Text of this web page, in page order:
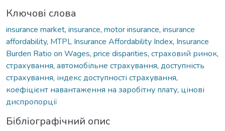
Ключові слова
insurance market, insurance, motor insurance, insurance
affordability, MTPL Insurance Affordability Index, Insurance
Burden Ratio on Wages, price disparities, страховий ринок,
страхування, автомобільне страхування, доступність
страхування, індекс доступності страхування,
коефіцієнт навантаження на заробітну плату, цінові
диспропорції
Бібліографічний опис